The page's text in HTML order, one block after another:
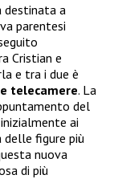
destinata a
parentesi
Cristian e
e tra i due è
telecamere. La
del
ai
delle figure più
nuova
di più